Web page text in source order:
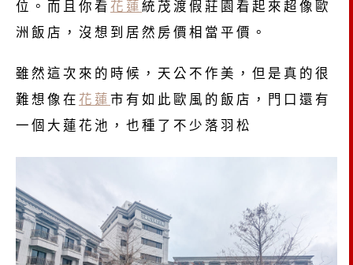
位。而且你看 花蓮 統茂渡假莊園看起來超像歐
洲飯店，沒想到居然房價相當平價。
雖然這次來的時候，天公不作美，但是真的很
難想像在 花蓮 市有如此歐風的飯店，門口還有
一個大蓮花池，也種了不少落羽松